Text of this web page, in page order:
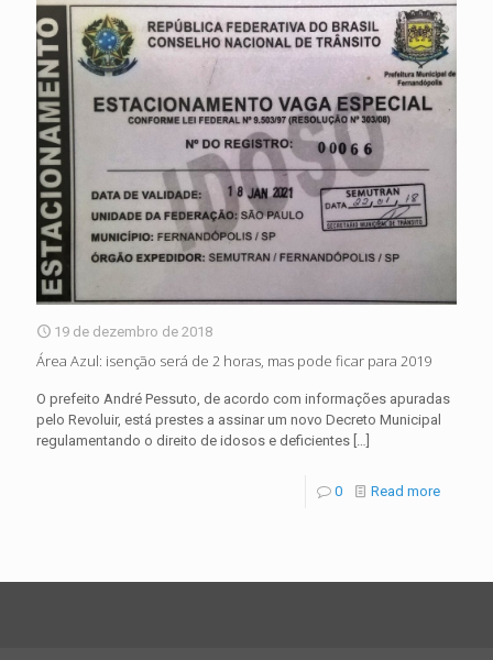
19 de dezembro de 2018
Área Azul: isenção será de 2 horas, mas pode ficar para 2019
O prefeito André Pessuto, de acordo com informações apuradas
pelo Revoluir, está prestes a assinar um novo Decreto Municipal
regulamentando o direito de idosos e deficientes
0 Read more